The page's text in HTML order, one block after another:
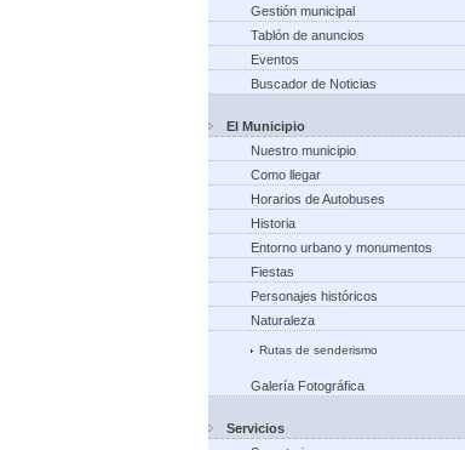
Gestión municipal
Tablón de anuncios
Eventos
Buscador de Noticias
El Municipio
Nuestro municipio
Como llegar
Horarios de Autobuses
Historia
Entorno urbano y monumentos
Fiestas
Personajes históricos
Naturaleza
Rutas de senderismo
Galería Fotográfica
Servicios